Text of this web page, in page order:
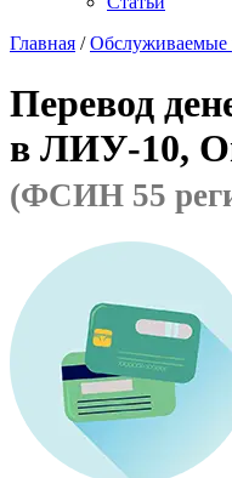
Главная /Обслуживаемые
Перевод
в ЛИУ-10,
(ФСИН 55